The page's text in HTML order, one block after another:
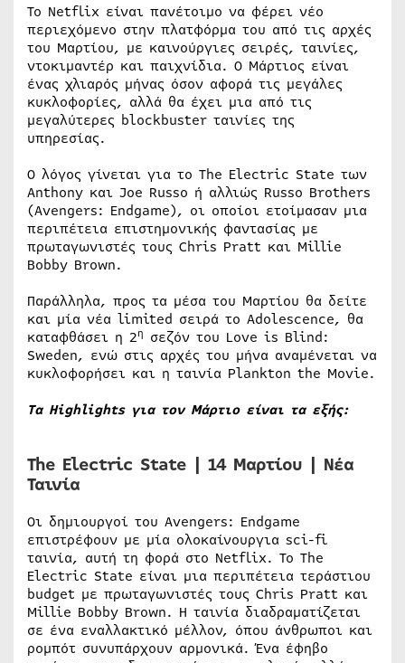
Το Netflix είναι πανέτοιμο να φέρει νέο
περιεχόμενο στην πλατφόρμα του από τις αρχές
του Μαρτίου, με καινούργιες σειρές, ταινίες,
ντοκιμαντέρ και παιχνίδια. Ο Μάρτιος είναι
ένας χλιαρός μήνας όσον αφορά τις μεγάλες
κυκλοφορίες, αλλά θα έχει μια από τις
μεγαλύτερες blockbuster ταινίες της
υπηρεσίας.
Ο λόγος γίνεται για το The Electric State των
Anthony και Joe Russo ή αλλιώς Russo Brothers
(Avengers: Endgame), οι οποίοι ετοίμασαν μια
περιπέτεια επιστημονικής φαντασίας με
πρωταγωνιστές τους Chris Pratt και Millie
Bobby Brown.
Παράλληλα, προς τα μέσα του Μαρτίου θα δείτε
και μία νέα limited σειρά το Adolescence, θα
καταφθάσει η 2η σεζόν του Love is Blind:
Sweden, ενώ στις αρχές του μήνα αναμένεται να
κυκλοφορήσει και η ταινία Plankton the Movie.
Τα Highlights για τον Μάρτιο είναι τα εξής:
The Electric State | 14 Μαρτίου | Νέα
Ταινία
Οι δημιουργοί του Avengers: Endgame
επιστρέφουν με μία ολοκαίνουργια sci-fi
ταινία, αυτή τη φορά στο Netflix. Το The
Electric State είναι μια περιπέτεια τεράστιου
budget με πρωταγωνιστές τους Chris Pratt και
Millie Bobby Brown. Η ταινία διαδραματίζεται
σε ένα εναλλακτικό μέλλον, όπου άνθρωποι και
ρομπότ συνυπάρχουν αρμονικά. Ένα έφηβο